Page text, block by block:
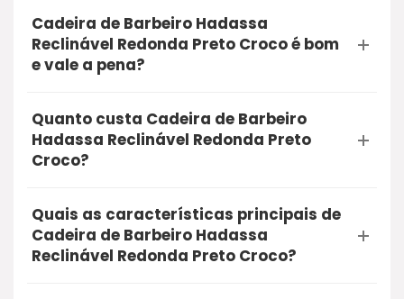
A opção mais segura e recomendada para
comprar a Cadeira de Barbeiro Hadassa
Reclinável Redonda Preto Croco é através do
você garante a qualidade do produto, entrega
rápida e a proteção na sua compra online.
Cadeira de Barbeiro Hadassa
Reclinável Redonda Preto Croco é bom
e vale a pena?
Sim, a Cadeira de Barbeiro Hadassa Reclinável
Redonda Preto Croco é bom e vale muito a
pena. O produto conta com excelentes
qualidade e ótimo custo-benefício. É uma
compra segura que recomendamos.
Quanto custa Cadeira de Barbeiro
Hadassa Reclinável Redonda Preto
Croco?
Atualmente, a Cadeira de Barbeiro Hadassa
Reclinável Redonda Preto Croco está com uma
oferta especial por aproximadamente R$
Quais as características principais de
Cadeira de Barbeiro Hadassa
Reclinável Redonda Preto Croco?